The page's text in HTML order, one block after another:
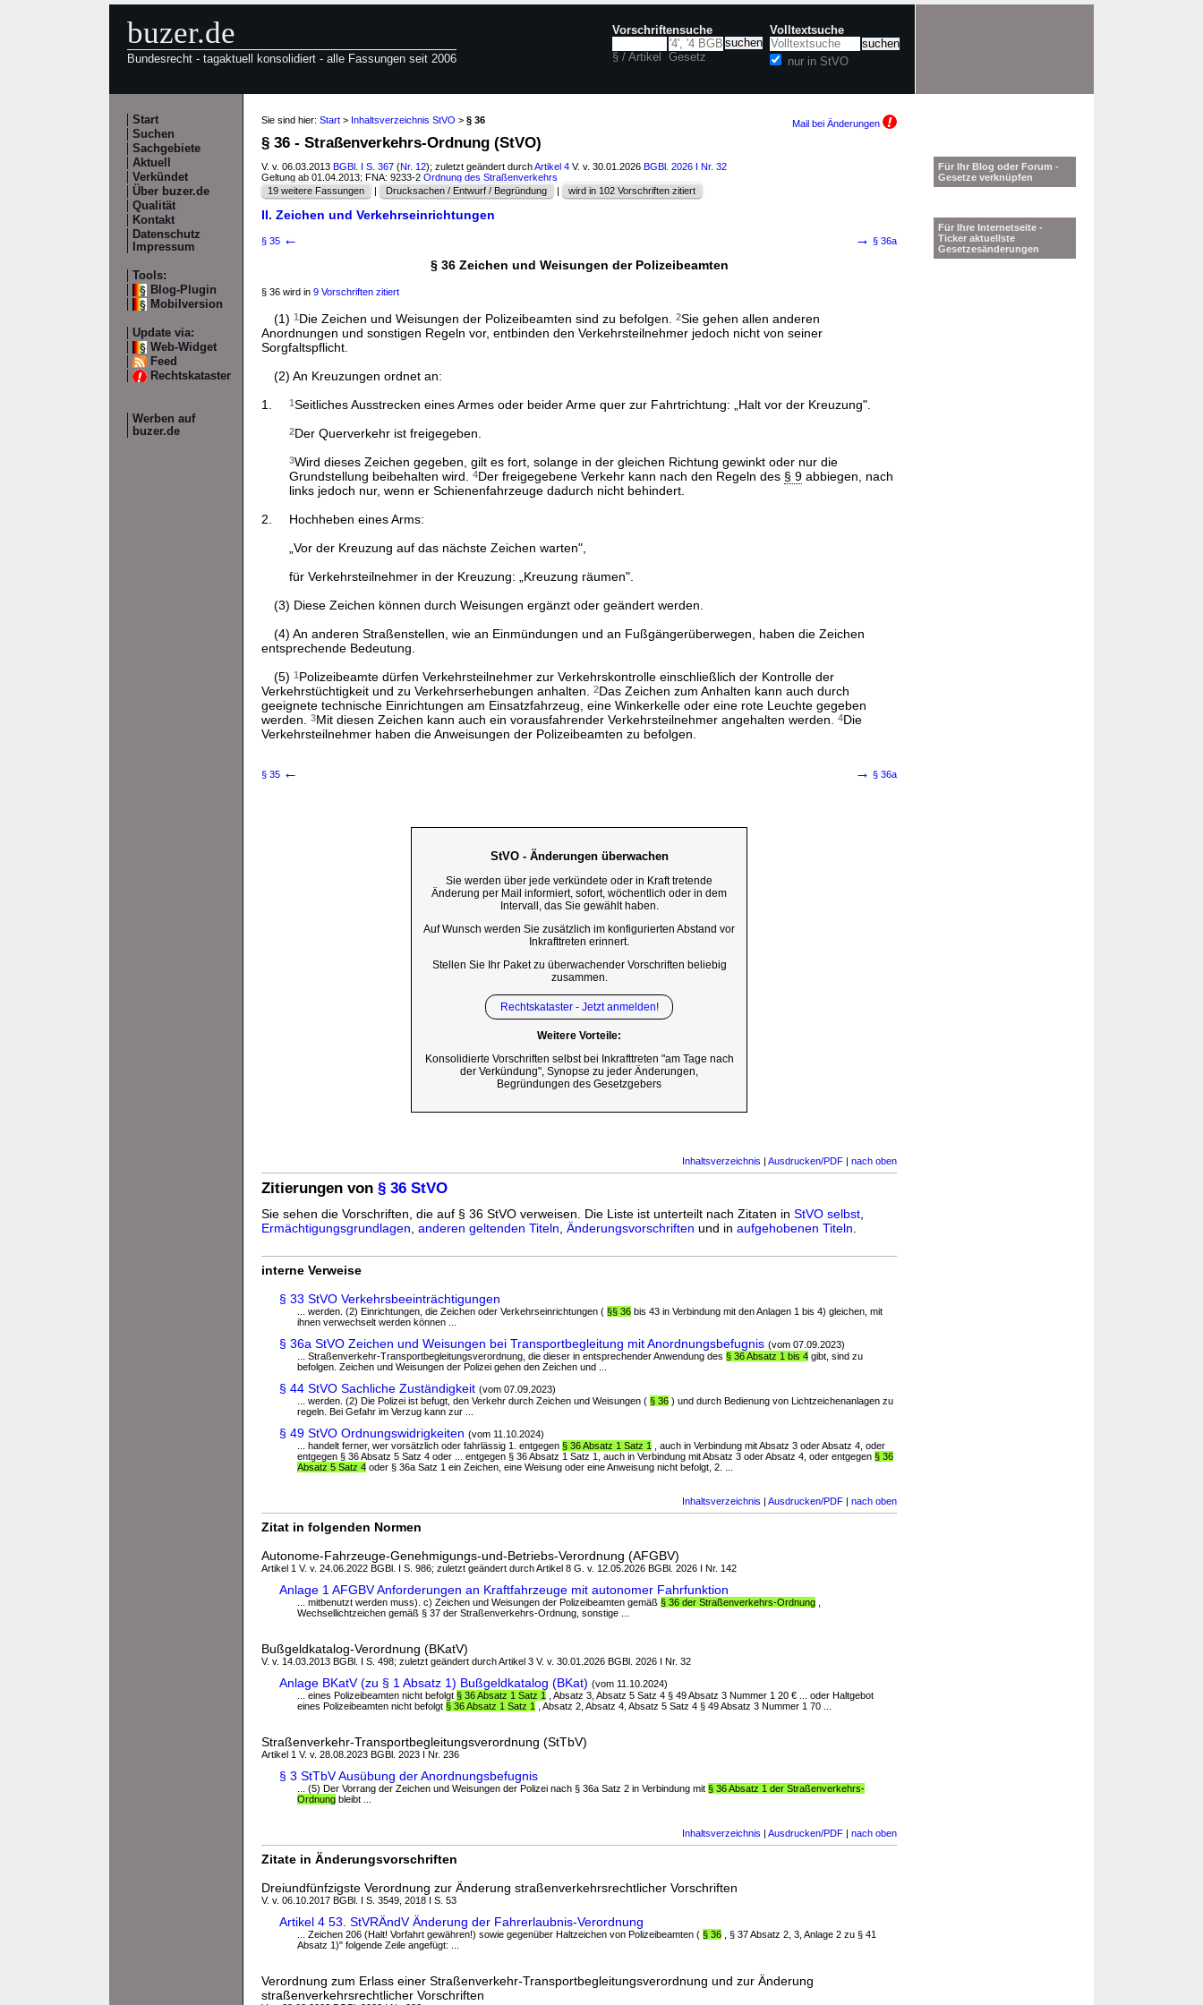
buzer.de
Bundesrecht - tagaktuell konsolidiert - alle Fassungen seit 2006
Vorschriftensuche
§ / Artikel Gesetz
Volltextsuche
nur in StVO
Start
Suchen
Sachgebiete
Aktuell
Verkündet
Über buzer.de
Qualität
Kontakt
Datenschutz
Impressum
Tools:
Blog-Plugin
Mobilversion
Update via:
Web-Widget
Feed
Rechtskataster
Werben auf
buzer.de
Sie sind hier: Start > Inhaltsverzeichnis StVO > § 36 Mail bei Änderungen
§ 36 - Straßenverkehrs-Ordnung (StVO)
V. v. 06.03.2013 BGBl. I S. 367 (Nr. 12); zuletzt geändert durchArtikel 4 V. v. 30.01.2026 BGBl. 2026 I Nr. 32
Geltung ab 01.04.2013; FNA: 9233-2 Ordnung des Straßenverkehrs
19 weitere Fassungen
| Drucksachen / Entwurf / Begründung | wird in 102 Vorschriften zitiert
II. Zeichen und Verkehrseinrichtungen
§ 35 ← → § 36a
§ 36 Zeichen und Weisungen der Polizeibeamten
§ 36 wird in 9 Vorschriften zitiert
(1) 1Die Zeichen und Weisungen der Polizeibeamten sind zu befolgen. 2Sie gehen allen anderen
Anordnungen und sonstigen Regeln vor, entbinden den Verkehrsteilnehmer jedoch nicht von seiner
Sorgfaltspflicht.
(2) An Kreuzungen ordnet an:
1.
1Seitliches Ausstrecken eines Armes oder beider Arme quer zur Fahrtrichtung: „Halt vor der Kreuzung".
2Der Querverkehr ist freigegeben.
3Wird dieses Zeichen gegeben, gilt es fort, solange in der gleichen Richtung gewinkt oder nur die
Grundstellung beibehalten wird.
4Der freigegebene Verkehr kann nach den Regeln des § 9abbiegen, nach
links jedoch nur, wenn er Schienenfahrzeuge dadurch nicht behindert.
2.
Hochheben eines Arms:
„Vor der Kreuzung auf das nächste Zeichen warten",
für Verkehrsteilnehmer in der Kreuzung: „Kreuzung räumen".
(3) Diese Zeichen können durch Weisungen ergänzt oder geändert werden.
(4) An anderen Straßenstellen, wie an Einmündungen und an Fußgängerüberwegen, haben die Zeichen
entsprechende Bedeutung.
(5) 1Polizeibeamte dürfen Verkehrsteilnehmer zur Verkehrskontrolle einschließlich der Kontrolle der
Verkehrstüchtigkeit und zu Verkehrserhebungen anhalten.
2Das Zeichen zum Anhalten kann auch durch
geeignete technische Einrichtungen am Einsatzfahrzeug, eine Winkerkelle oder eine rote Leuchte gegeben
werden.
3Mit diesen Zeichen kann auch ein vorausfahrender Verkehrsteilnehmer angehalten werden. 4Die
Verkehrsteilnehmer haben die Anweisungen der Polizeibeamten zu befolgen.
§ 35 ← → § 36a
StVO - Änderungen überwachen
Sie werden über jede verkündete oder in Kraft tretende
Änderung per Mail informiert, sofort, wöchentlich oder in dem
Intervall, das Sie gewählt haben.
Auf Wunsch werden Sie zusätzlich im konfigurierten Abstand vor
Inkrafttreten erinnert.
Stellen Sie Ihr Paket zu überwachender Vorschriften beliebig
zusammen.
Rechtskataster - Jetzt anmelden!
Weitere Vorteile:
Konsolidierte Vorschriften selbst bei Inkrafttreten "am Tage nach
der Verkündung", Synopse zu jeder Änderungen,
Begründungen des Gesetzgebers
Inhaltsverzeichnis | Ausdrucken/PDF | nach oben
Zitierungen von § 36 StVO
Sie sehen die Vorschriften, die auf § 36 StVO verweisen. Die Liste ist unterteilt nach Zitaten in StVO selbst
Ermächtigungsgrundlagen anderen geltenden Titeln Änderungsvorschriften und in aufgehobenen Titeln
interne Verweise
§ 33 StVO Verkehrsbeeinträchtigungen
... werden. (2) Einrichtungen, die Zeichen oder Verkehrseinrichtungen ( §§ 36 bis 43 in Verbindung mit den Anlagen 1 bis 4) gleichen, mit
ihnen verwechselt werden können ...
§ 36a StVO Zeichen und Weisungen bei Transportbegleitung mit Anordnungsbefugnis (vom 07.09.2023)
... Straßenverkehr-Transportbegleitungsverordnung, die dieser in entsprechender Anwendung des § 36 Absatz 1 bis 4 gibt, sind zu
befolgen. Zeichen und Weisungen der Polizei gehen den Zeichen und ...
§ 44 StVO Sachliche Zuständigkeit (vom 07.09.2023)
... werden. (2) Die Polizei ist befugt, den Verkehr durch Zeichen und Weisungen ( § 36 ) und durch Bedienung von Lichtzeichenanlagen zu
regeln. Bei Gefahr im Verzug kann zur ...
§ 49 StVO Ordnungswidrigkeiten (vom 11.10.2024)
... handelt ferner, wer vorsätzlich oder fahrlässig 1. entgegen § 36 Absatz 1 Satz 1
, auch in Verbindung mit Absatz 3 oder Absatz 4, oder
entgegen § 36 Absatz 5 Satz 4 oder ... entgegen § 36 Absatz 1 Satz 1, auch in Verbindung mit Absatz 3 oder Absatz 4, oder entgegen § 36
Absatz 5 Satz 4 oder § 36a Satz 1 ein Zeichen, eine Weisung oder eine Anweisung nicht befolgt, 2. ...
Inhaltsverzeichnis | Ausdrucken/PDF | nach oben
Zitat in folgenden Normen
Autonome-Fahrzeuge-Genehmigungs-und-Betriebs-Verordnung (AFGBV)
Artikel 1 V. v. 24.06.2022 BGBl. I S. 986; zuletzt geändert durch Artikel 8 G. v. 12.05.2026 BGBl. 2026 I Nr. 142
Anlage 1 AFGBV Anforderungen an Kraftfahrzeuge mit autonomer Fahrfunktion
... mitbenutzt werden muss). c) Zeichen und Weisungen der Polizeibeamten gemäß § 36 der Straßenverkehrs-Ordnung
Wechsellichtzeichen gemäß § 37 der Straßenverkehrs-Ordnung, sonstige ...
Bußgeldkatalog-Verordnung (BKatV)
V. v. 14.03.2013 BGBl. I S. 498; zuletzt geändert durch Artikel 3 V. v. 30.01.2026 BGBl. 2026 I Nr. 32
Anlage BKatV (zu § 1 Absatz 1) Bußgeldkatalog (BKat) (vom 11.10.2024)
... eines Polizeibeamten nicht befolgt § 36 Absatz 1 Satz 1
, Absatz 3, Absatz 5 Satz 4 § 49 Absatz 3 Nummer 1 20 € ... oder Haltgebot
eines Polizeibeamten nicht befolgt § 36 Absatz 1 Satz 1 , Absatz 2, Absatz 4, Absatz 5 Satz 4 § 49 Absatz 3 Nummer 1 70 ...
Straßenverkehr-Transportbegleitungsverordnung (StTbV)
Artikel 1 V. v. 28.08.2023 BGBl. 2023 I Nr. 236
§ 3 StTbV Ausübung der Anordnungsbefugnis
... (5) Der Vorrang der Zeichen und Weisungen der Polizei nach § 36a Satz 2 in Verbindung mit § 36 Absatz 1 der Straßenverkehrs-
Ordnung bleibt ...
Inhaltsverzeichnis | Ausdrucken/PDF | nach oben
Zitate in Änderungsvorschriften
Dreiundfünfzigste Verordnung zur Änderung straßenverkehrsrechtlicher Vorschriften
V. v. 06.10.2017 BGBl. I S. 3549, 2018 I S. 53
Artikel 4 53. StVRÄndV Änderung der Fahrerlaubnis-Verordnung
... Zeichen 206 (Halt! Vorfahrt gewähren!) sowie gegenüber Haltzeichen von Polizeibeamten ( § 36 , § 37 Absatz 2, 3, Anlage 2 zu § 41
Absatz 1)" folgende Zeile angefügt: ...
Verordnung zum Erlass einer Straßenverkehr-Transportbegleitungsverordnung und zur Änderung
straßenverkehrsrechtlicher Vorschriften
Für Ihr Blog oder Forum -
Gesetze verknüpfen
Für Ihre Internetseite -
Ticker aktuellste
Gesetzesänderungen